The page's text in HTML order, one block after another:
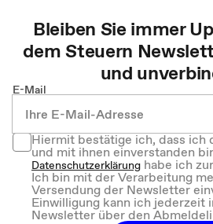
Bleiben Sie immer
demSteuern
und
E-Mail
Hiermit bestätige ich, dass ich
und mit ihnen einverstanden
Datenschutzerklärung habe ich
Ich bin mit der Verarbeitung
Versendung der Newsletter
Einwilligung kann ich jederzeit
Newsletter über den